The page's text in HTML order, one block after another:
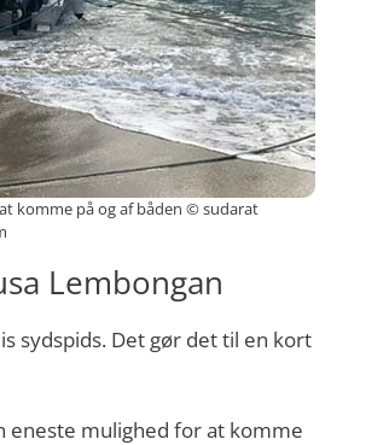
komme på og af båden © sudarat
Lembongan
sydspids. Det gør det til en kort
eneste mulighed for at komme